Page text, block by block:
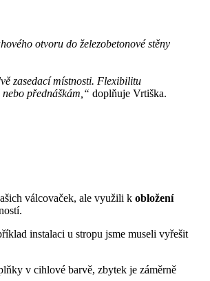
otvoru do železobetonové stěny
zasedací místnosti. Flexibilitu
přednáškám,“ doplňuje Vrtiška.
válcovaček, ale využili k obložení
instalaci u stropu jsme museli vyřešit
v cihlové barvě, zbytek je záměrně